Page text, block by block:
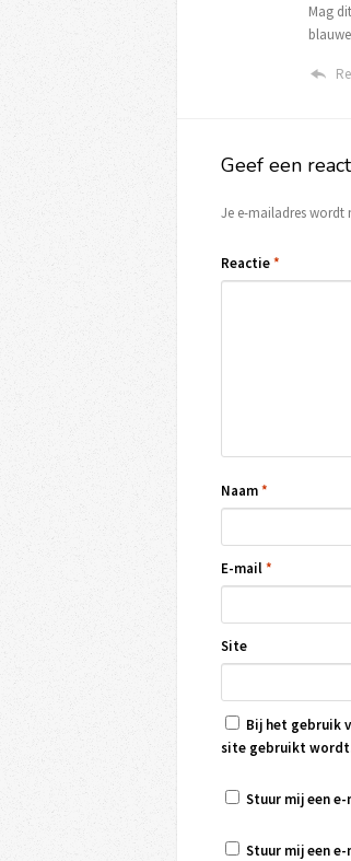
Mag
Geef een
Je e-mailadres wordt
Reactie*
Naam*
E-mail*
Site
Bij het gebruik
site gebruikt
Stuur mij een
Stuur mij een